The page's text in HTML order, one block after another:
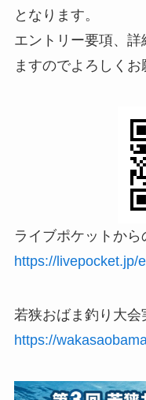
となります。
エントリー要項、詳
ますのでよろしくお
ライブポケットか
https://livepocket.jp/
若狭おばま釣り大
https://